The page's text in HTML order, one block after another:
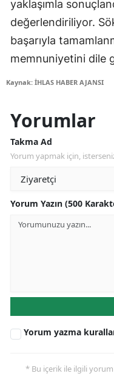
yaklaşımla
değerlendiriliyor.
başarıyla
memnuniyetini dile
Kaynak: İHLAS HABER AJANSI
Yorumlar
Takma Ad
Yorum yapmak için,
Yorum Yazın (500
Yorum yazma
* Bu içerik ile ilgili yorum